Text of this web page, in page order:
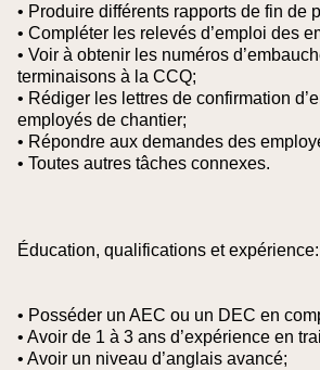
• Produire différents rapports de fin de
• Compléter les relevés d’emploi des
• Voir à obtenir les numéros
terminaisons à la CCQ;
• Rédiger les lettres de confirmation
employés de chantier;
• Répondre aux demandes des
• Toutes autres tâches connexes.
Éducation, qualifications et expérience:
• Posséder un AEC ou un DEC en
• Avoir de 1 à 3 ans d’expérience en
• Avoir un niveau d’anglais avancé;